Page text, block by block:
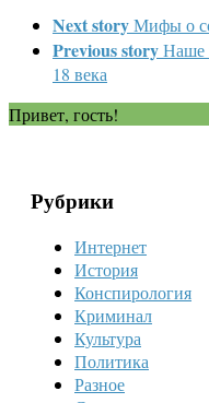
Next storyМифы о
Previous storyНаше
18 века
Привет, гость!
Рубрики
Интернет
История
Конспирология
Криминал
Культура
Политика
Разное